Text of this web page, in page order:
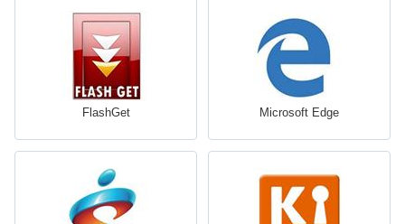
FlashGet Microsoft Edge